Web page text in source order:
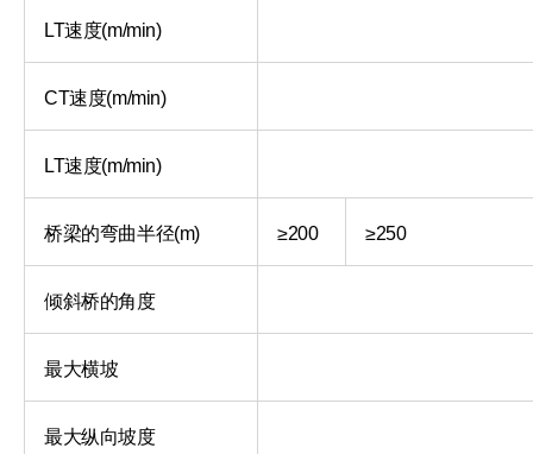
LT速度(m/min)
CT速度(m/min)
LT速度(m/min)
桥梁的弯曲半径(m) ≥200 ≥250
倾斜桥的角度
最大横坡
最大纵向坡度